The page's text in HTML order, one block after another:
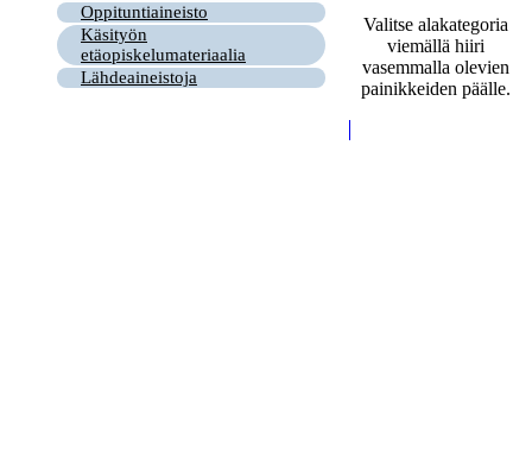
Oppituntiaineisto
Käsityön
etäopiskelumateriaalia
Lähdeaineistoja
Valitse alakategoria
viemällä hiiri
vasemmalla olevien
painikkeiden päälle.